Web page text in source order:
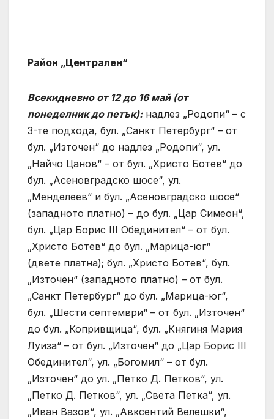
Район „Централен“
Всекидневно от 12 до 16 май (от
понеделник до петък):надлез „Родопи“ – с
3-те подхода, бул. „Санкт Петербург“ – от
бул. „Източен“ до надлез „Родопи“, ул.
„Найчо Цанов“ – от бул. „Христо Ботев“ до
бул. „Асеновградско шосе“, ул.
„Менделеев“ и бул. „Асеновградско шосе“
(западното платно) – до бул. „Цар Симеон“,
бул. „Цар Борис III Обединител“ – от бул.
„Христо Ботев“ до бул. „Марица-юг“
(двете платна); бул. „Христо Ботев“, бул.
„Източен“ (западното платно) – от бул.
„Санкт Петербург“ до бул. „Марица-юг“,
бул. „Шести септември“ – от бул. „Източен“
до бул. „Копривщица“, бул. „Княгиня Мария
Луиза“ – от бул. „Източен“ до „Цар Борис III
Обединител“, ул. „Богомил“ – от бул.
„Източен“ до ул. „Петко Д. Петков“, ул.
„Петко Д. Петков“, ул. „Света Петка“, ул.
„Иван Вазов“, ул. „Авксентий Велешки“,